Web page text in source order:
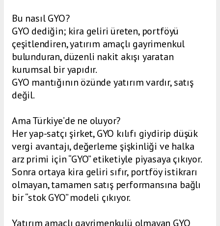
Bu nasıl GYO?
GYO dediğin; kira geliri üreten, portföyü
çeşitlendiren, yatırım amaçlı gayrimenkul
bulunduran, düzenli nakit akışı yaratan
kurumsal bir yapıdır.
GYO mantığının özünde yatırım vardır, satış
değil.
Ama Türkiye’de ne oluyor?
Her yap-satçı şirket, GYO kılıfı giydirip düşük
vergi avantajı, değerleme şişkinliği ve halka
arz primi için “GYO” etiketiyle piyasaya çıkıyor.
Sonra ortaya kira geliri sıfır, portföy istikrarı
olmayan, tamamen satış performansına bağlı
bir “stok GYO” modeli çıkıyor.
Yatırım amaçlı gayrimenkulü olmayan GYO